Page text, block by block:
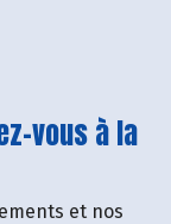
vous à la
et nos